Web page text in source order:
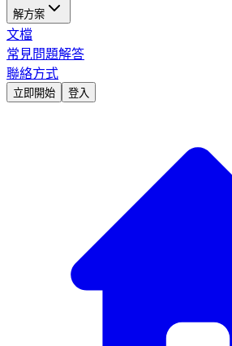
解方案
文檔
常見問題解答
聯絡方式
立即開始 登入